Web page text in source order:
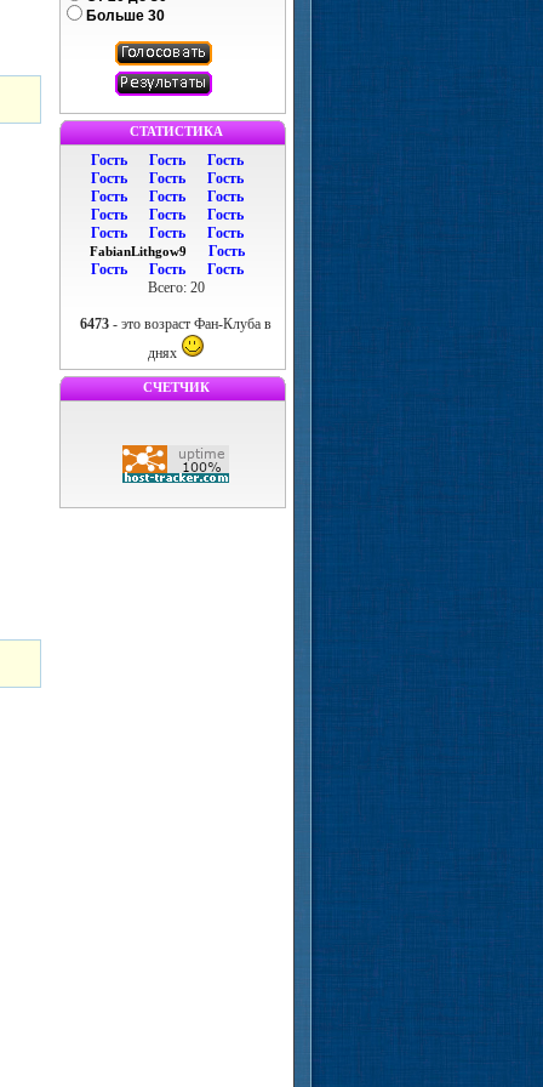
Больше 30
СТАТИСТИКА
Гость Гость
Гость
Гость
Гость
Гость
Гость
Гость
Гость
Гость
Гость
Гость
Гость
Гость Гость
FabianLithgow9
Гость
Гость
Гость
Гость
Всего: 20
6473 - это возраст Фан-Клуба в
днях
СЧЕТЧИК